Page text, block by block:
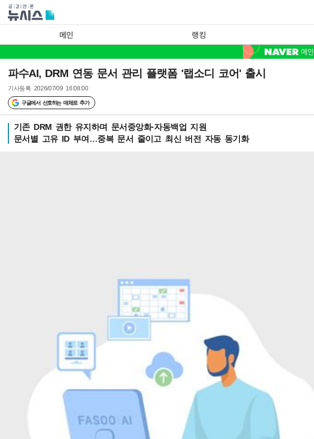
메인 랭킹
파수AI, DRM 연동 문서 관리 플랫폼 '랩소디 코어' 출시
기사등록 2026/07/09 16:08:00
구글에서 선호하는 매체로 추가
기존 DRM 권한 유지하며 문서중앙화·자동백업 지원
문서별 고유 ID 부여…중복 문서 줄이고 최신 버전 자동 동기화